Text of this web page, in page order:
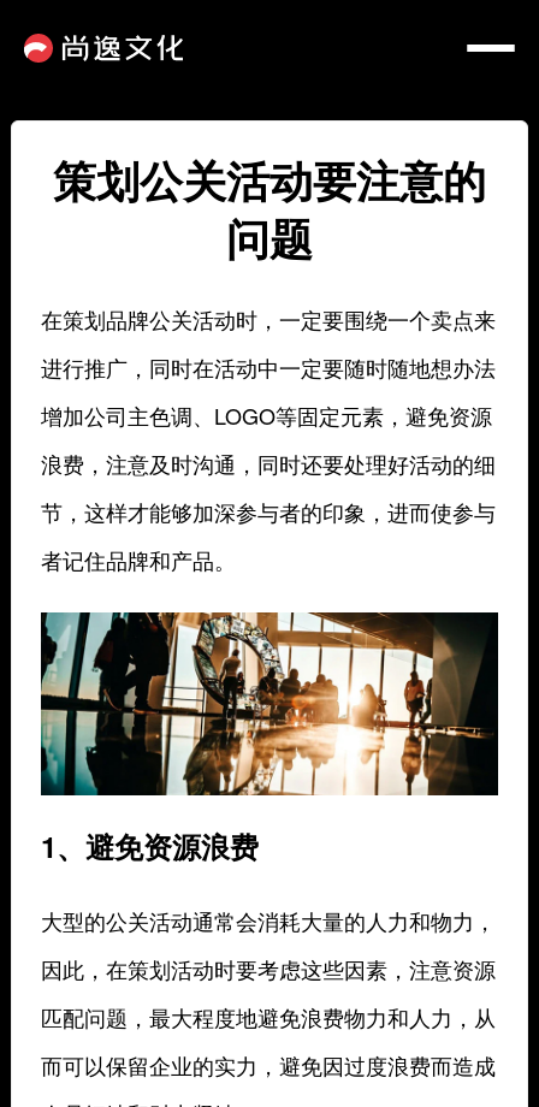
策划公关活动要注意的
问题
在策划品牌公关活动时，一定要围绕一个卖点来
进行推广，同时在活动中一定要随时随地想办法
增加公司主色调、LOGO等固定元素，避免资源
浪费，注意及时沟通，同时还要处理好活动的细
节，这样才能够加深参与者的印象，进而使参与
者记住品牌和产品。
1、避免资源浪费
大型的公关活动通常会消耗大量的人力和物力，
因此，在策划活动时要考虑这些因素，注意资源
匹配问题，最大程度地避免浪费物力和人力，从
而可以保留企业的实力，避免因过度浪费而造成